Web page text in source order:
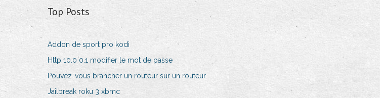
Top Posts
Addon de sport pro kodi
Http 10.0 0.1 modifier le mot de passe
Pouvez-vous brancher un routeur sur un routeur
Jailbreak roku 3 xbmc